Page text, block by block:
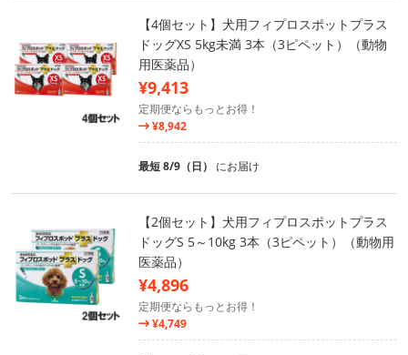
【4個セット】犬用フィプロスポットプラス
ドッグXS 5kg未満 3本（3ピペット）（動物
用医薬品）
¥9,413
定期便ならもっとお得！
¥8,942
最短 8/9（日） にお届け
【2個セット】犬用フィプロスポットプラス
ドッグS 5～10kg 3本（3ピペット）（動物用
医薬品）
¥4,896
定期便ならもっとお得！
¥4,749